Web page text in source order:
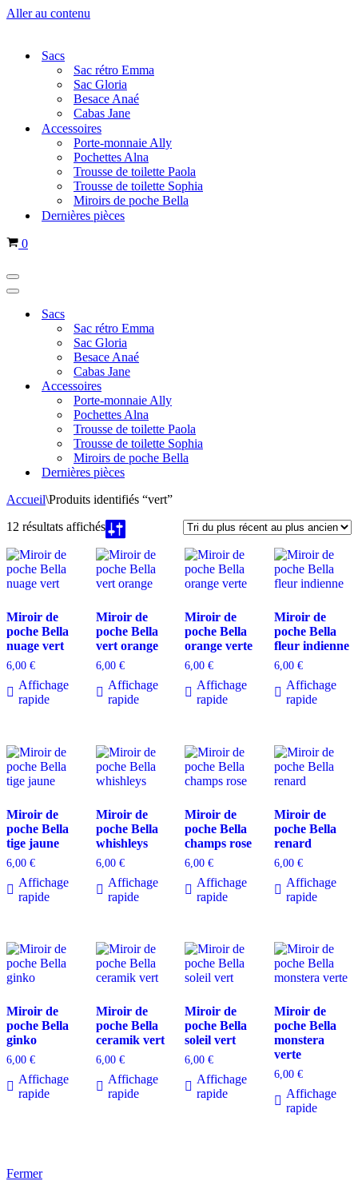
Aller au contenu
Sacs
Sac rétro Emma
Sac Gloria
Besace Anaé
Cabas Jane
Accessoires
Porte-monnaie Ally
Pochettes Alna
Trousse de toilette Paola
Trousse de toilette Sophia
Miroirs de poche Bella
Dernières pièces
Panier
0
Menu
de
Menu
navigation
Sacs
Sac rétro Emma
Sac Gloria
Besace Anaé
Cabas Jane
Accessoires
Porte-monnaie Ally
Pochettes Alna
Trousse de toilette Paola
Trousse de toilette Sophia
Miroirs de poche Bella
Dernières pièces
Accueil\Produits identifiés “vert”
12 résultats affichésTrié
du
plus
récent
au
ancien
Miroir de
poche Bella
nuage vert
6,00 €
Affichage
rapide
Miroir de
poche Bella
vert orange
6,00 €
Affichage
rapide
Miroir de
poche Bella
orange verte
6,00€
Affichage
rapide
Miroir de
poche Bella
fleur indienne
6,00 €
Affichage
rapide
Miroir de
poche Bella
tige jaune
6,00 €
Affichage
rapide
Miroir de
poche Bella
whishleys
6,00 €
Affichage
rapide
Miroir de
poche Bella
champs rose
6,00€
Affichage
rapide
Miroir de
poche Bella
renard
6,00 €
Affichage
rapide
Miroir de
poche Bella
ginko
6,00 €
Affichage
rapide
Miroir de
poche Bella
ceramik vert
6,00 €
Affichage
rapide
Miroir de
poche Bella
soleil vert
6,00€
Affichage
rapide
Miroir de
poche Bella
monstera
verte
6,00 €
Affichage
rapide
Fermer